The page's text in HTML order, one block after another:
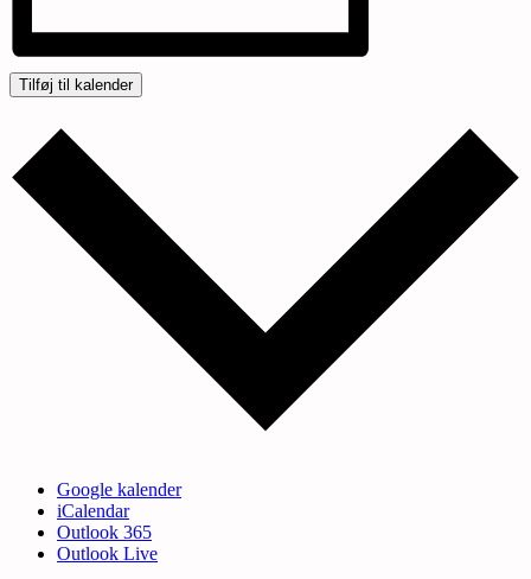
Tilføj til kalender
Google kalender
iCalendar
Outlook 365
Outlook Live